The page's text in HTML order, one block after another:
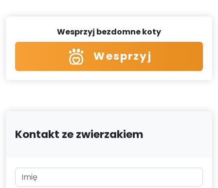
Wesprzyj bezdomne koty
Wesprzyj
Kontakt ze zwierzakiem